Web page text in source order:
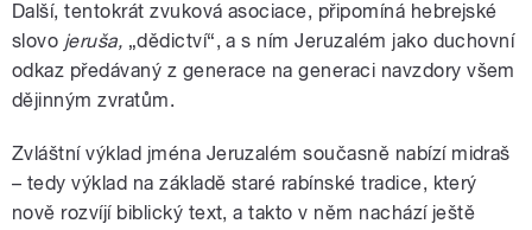
Další, tentokrát zvuková asociace, připomíná hebrejské
slovo jeruša, „dědictví“, a s ním Jeruzalém jako duchovní
odkaz předávaný z generace na generaci navzdory všem
dějinným zvratům.
Zvláštní výklad jména Jeruzalém současně nabízí midraš
– tedy výklad na základě staré rabínské tradice, který
nově rozvíjí biblický text, a takto v něm nachází ještě